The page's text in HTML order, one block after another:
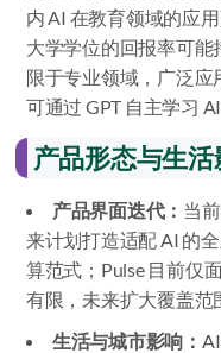
内 AI 在教育领域的应
大学学位的回报率可能
限于专业领域，广泛应
可通过 GPT 自主学习 AI
产品形态与生活
产品界面迭代： 当
来计划打造适配 AI 的
算范式；Pulse 目前仅
有限，未来扩大覆盖范
生活与城市影响：